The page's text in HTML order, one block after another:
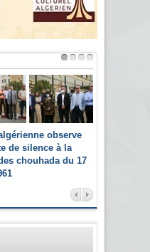
observe
de silence à la
chouhada du 17